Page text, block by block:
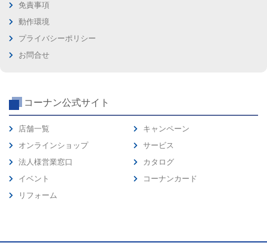
免責事項
動作環境
プライバシーポリシー
お問合せ
コーナン公式サイト
店舗一覧
オンラインショップ
法人様営業窓口
イベント
リフォーム
キャンペーン
サービス
カタログ
コーナンカード